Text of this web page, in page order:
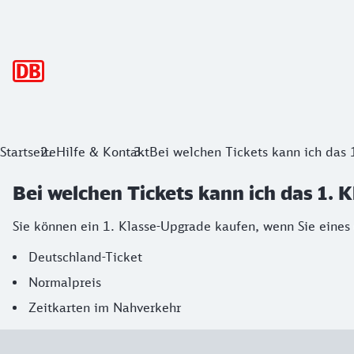
StartseiteHilfe & KontaktBei welchen Tickets kann ich das
Bei welchen Tickets kann ich das 1.
Sie können ein 1. Klasse-Upgrade kaufen, wenn Sie
Deutschland-Ticket
Normalpreis
Zeitkarten im Nahverkehr